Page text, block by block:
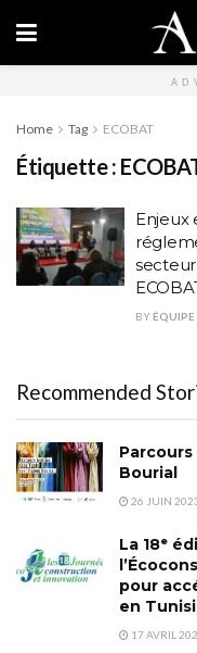
Home Tag ECOBAT
Étiquette :
Enjeux
BY
Recommended
Bourial
26 JUIN
La 18ᵉ
pour
en
17 AVRIL